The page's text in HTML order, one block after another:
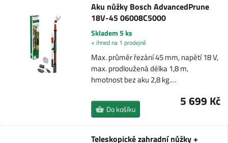
Aku nůžky Bosch AdvancedPrune
18V-45 06008C5000
Skladem 5 ks
+ ihned na 1 prodejně
Max. průměr řezání 45 mm, napětí 18 V,
max. prodloužená délka 1,8 m,
hmotnost bez aku 2,8 kg.…
5 699 Kč
Do košíku
Teleskopické zahradní nůžky +